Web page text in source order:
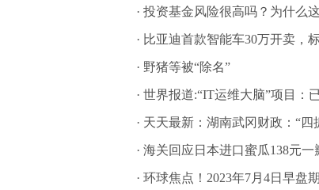
· 投资基金风险很高吗？为什么
· 比亚迪首款智能车30万开卖，
· 野猪等被“除名”
· 世界报道:“IT运维大脑”项目：
· 天天最新：湖南武冈财政：“
· 海关回应日本进口蜜瓜138元一
· 环球焦点！2023年7月4日早盘期货要闻汇总1.国家统计局数据显示，据